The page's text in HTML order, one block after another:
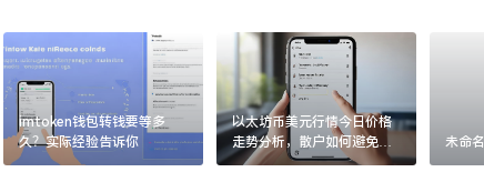
imtoken钱包转钱要等多
久？实际经验告诉你
以太坊币美元行情今日价格
走势分析，散户如何避免追
涨杀跌被套牢
未命名